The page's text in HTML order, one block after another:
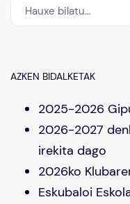
AZKEN BIDALKETAK
2025-2026
2026-2027
irekita dago
2026ko
Eskubaloi